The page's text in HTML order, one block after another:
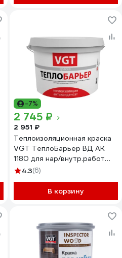
-7%
2 745 ₽
2 951 ₽
Теплоизоляционная краска
VGT ТеплоБарьер ВД АК
1180 для нар/внутр.работ
2,0л 11602842
4.3(6)
В корзину